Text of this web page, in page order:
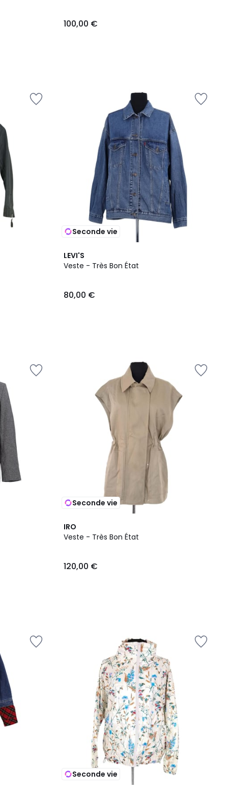
100,00 €
Seconde vie
LEVI'S
Veste - Très Bon État
80,00 €
Seconde vie
IRO
Veste - Très Bon État
120,00 €
Seconde vie